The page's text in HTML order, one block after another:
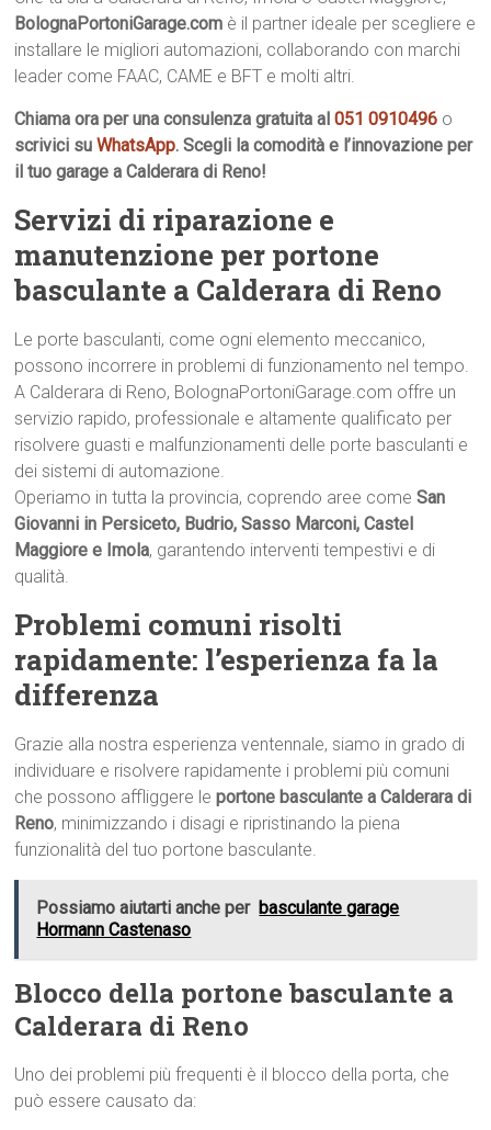
BolognaPortoniGarage.com è il partner ideale per scegliere e
installare le migliori automazioni, collaborando con marchi
leader come FAAC, CAME e BFT e molti altri.
Chiama ora per una consulenza gratuita al051 0910496 o
scrivici suWhatsApp. Scegli la comodità e l’innovazione per
il tuo garage a Calderara di Reno!
Servizi di riparazione e
manutenzione per portone
basculante a Calderara di Reno
Le porte basculanti, come ogni elemento meccanico,
possono incorrere in problemi di funzionamento nel tempo.
A Calderara di Reno, BolognaPortoniGarage.com offre un
servizio rapido, professionale e altamente qualificato per
risolvere guasti e malfunzionamenti delle porte basculanti e
dei sistemi di automazione.
Operiamo in tutta la provincia, coprendo aree comeSan
Giovanni in Persiceto, Budrio, Sasso Marconi, Castel
Maggiore e Imola, garantendo interventi tempestivi e di
qualità.
Problemi comuni risolti
rapidamente: l’esperienza fa la
differenza
Grazie alla nostra esperienza ventennale, siamo in grado di
individuare e risolvere rapidamente i problemi più comuni
che possono affliggere leportone basculante a Calderara di
Reno, minimizzando i disagi e ripristinando la piena
funzionalità del tuo portone basculante.
Possiamo aiutarti anche per basculante garage
Hormann Castenaso
Blocco della portone basculante a
Calderara di Reno
Uno dei problemi più frequenti è il blocco della porta, che
può essere causato da: